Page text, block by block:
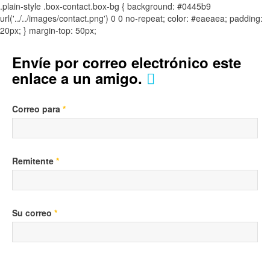
.plain-style .box-contact.box-bg { background: #0445b9
url('../../images/contact.png') 0 0 no-repeat; color: #eaeaea; padding:
20px; } margin-top: 50px;
Envíe por correo electrónico este
enlace a un amigo.
Correo para *
Remitente *
Su correo *